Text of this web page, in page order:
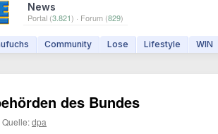
News
Portal (3.821) · Forum (829)
Community Lose Lifestyle WIN
des Bundes
Quelle:dpa